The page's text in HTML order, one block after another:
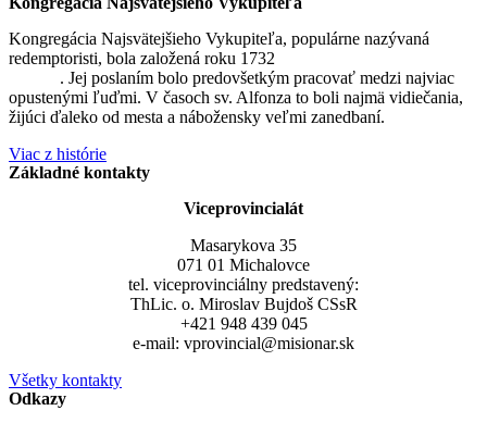
Kongregácia Najsvätejšieho Vykupiteľa, populárne nazývaná
redemptoristi, bola založená roku 1732
. Jej poslaním bolo predovšetkým pracovať medzi najviac
opustenými ľuďmi. V časoch sv. Alfonza to boli najmä vidiečania,
žijúci ďaleko od mesta a nábožensky veľmi zanedbaní.
Viac z histórie
Základné kontakty
Viceprovincialát
Masarykova 35
071 01 Michalovce
tel. viceprovinciálny predstavený:
ThLic. o. Miroslav Bujdoš CSsR
+421 948 439 045
e-mail: vprovincial@misionar.sk
Všetky kontakty
Odkazy